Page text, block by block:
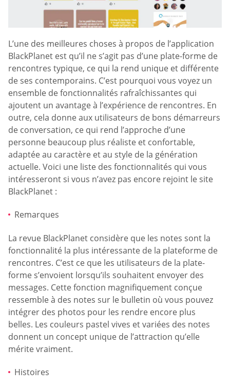
L’une des meilleures choses à propos de l’application
BlackPlanet est qu’il ne s’agit pas d’une plate-forme de
rencontres typique, ce qui la rend unique et différente
de ses contemporains. C’est pourquoi vous voyez un
ensemble de fonctionnalités rafraîchissantes qui
ajoutent un avantage à l’expérience de rencontres. En
outre, cela donne aux utilisateurs de bons démarreurs
de conversation, ce qui rend l’approche d’une
personne beaucoup plus réaliste et confortable,
adaptée au caractère et au style de la génération
actuelle. Voici une liste des fonctionnalités qui vous
intéresseront si vous n’avez pas encore rejoint le site
BlackPlanet :
Remarques
La revue BlackPlanet considère que les notes sont la
fonctionnalité la plus intéressante de la plateforme de
rencontres. C’est ce que les utilisateurs de la plate-
forme s’envoient lorsqu’ils souhaitent envoyer des
messages. Cette fonction magnifiquement conçue
ressemble à des notes sur le bulletin où vous pouvez
intégrer des photos pour les rendre encore plus
belles. Les couleurs pastel vives et variées des notes
donnent un concept unique de l’attraction qu’elle
mérite vraiment.
Histoires